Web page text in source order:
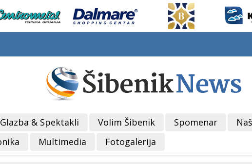
Glazba & Spektakli Volim Šibenik Spomenar
Multimedia Fotogalerija